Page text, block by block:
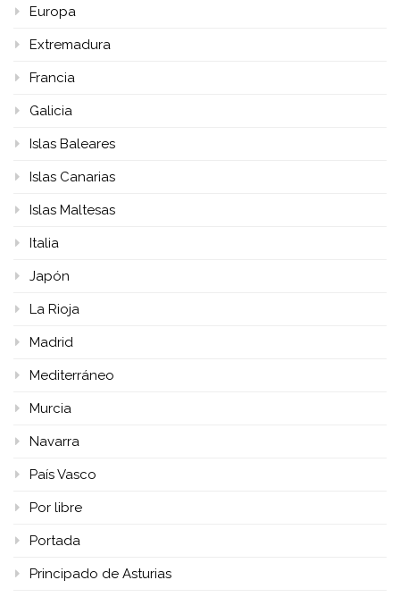
Europa
Extremadura
Francia
Galicia
Islas Baleares
Islas Canarias
Islas Maltesas
Italia
Japón
La Rioja
Madrid
Mediterráneo
Murcia
Navarra
País Vasco
Por libre
Portada
Principado de Asturias